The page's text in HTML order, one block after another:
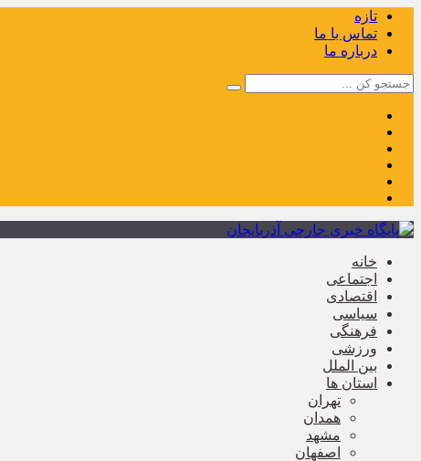
تازه
تماس با ما
درباره ما
خانه
اجتماعی
اقتصادی
سیاسی
فرهنگی
ورزشی
بین الملل
استان ها
تهران
همدان
مشهد
اصفهان